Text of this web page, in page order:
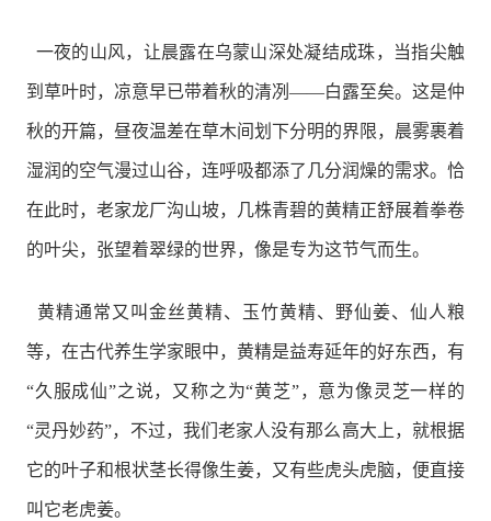
一夜的山风，让晨露在乌蒙山深处凝结成珠，当指尖触
到草叶时，凉意早已带着秋的清冽——白露至矣。这是仲
秋的开篇，昼夜温差在草木间划下分明的界限，晨雾裹着
湿润的空气漫过山谷，连呼吸都添了几分润燥的需求。恰
在此时，老家龙厂沟山坡，几株青碧的黄精正舒展着拳卷
的叶尖，张望着翠绿的世界，像是专为这节气而生。
黄精通常又叫金丝黄精、玉竹黄精、野仙姜、仙人粮
等，在古代养生学家眼中，黄精是益寿延年的好东西，有
“久服成仙”之说，又称之为“黄芝”，意为像灵芝一样的
“灵丹妙药”，不过，我们老家人没有那么高大上，就根据
它的叶子和根状茎长得像生姜，又有些虎头虎脑，便直接
叫它老虎姜。